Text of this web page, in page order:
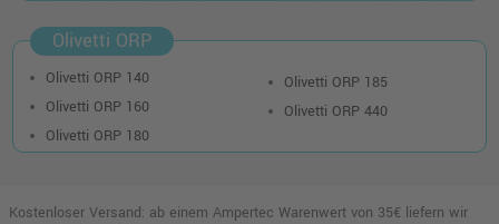
Olivetti ORP
Olivetti ORP 140
Olivetti ORP 160
Olivetti ORP 180
Olivetti ORP 185
Olivetti ORP 440
Kostenloser Versand: ab einem Ampertec Warenwert von 35€ liefern wir